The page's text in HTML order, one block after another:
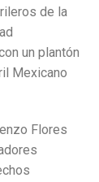
de la
un plantón
Mexicano
Flores